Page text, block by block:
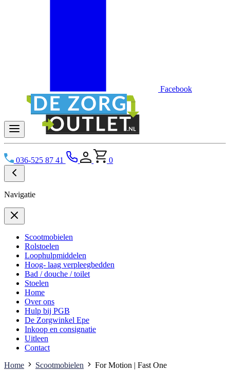
Facebook
036-525 87 41 0
Navigatie
Scootmobielen
Rolstoelen
Loophulpmiddelen
Hoog- laag verpleegbedden
Bad / douche / toilet
Stoelen
Home
Over ons
Hulp bij PGB
De Zorgwinkel Epe
Inkoop en consignatie
Uitleen
Contact
Home
Scootmobielen For Motion | Fast One